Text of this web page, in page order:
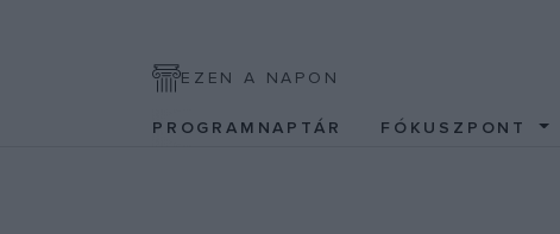
EZEN A NAPON
PROGRAMNAPTÁR FÓKUSZPONT